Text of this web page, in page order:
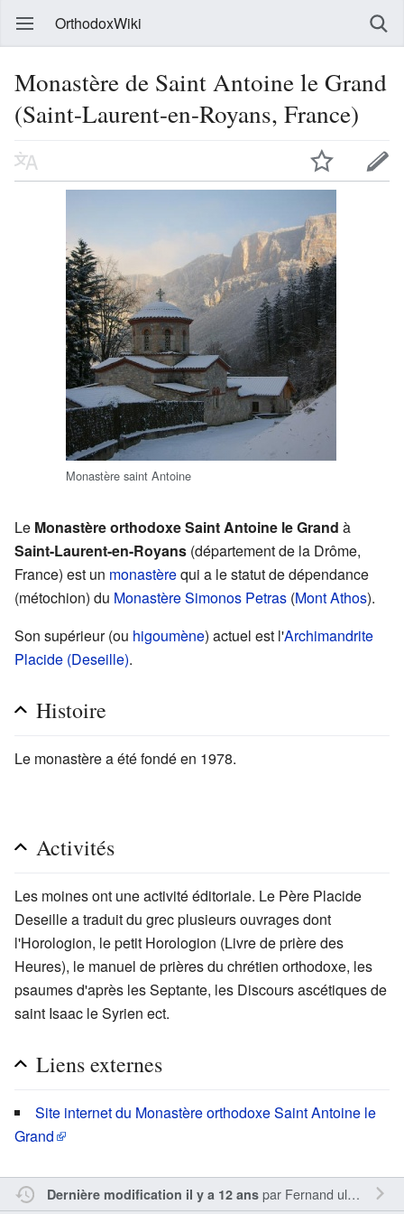
OrthodoxWiki
Monastère de Saint Antoine le Grand
(Saint-Laurent-en-Royans, France)
Monastère saint Antoine
Le Monastère orthodoxe Saint Antoine le Grand à
Saint-Laurent-en-Royans (département de la Drôme,
France) est un monastèrequi a le statut de dépendance
(métochion) du Monastère Simonos Petras (Mont Athos).
Son supérieur (ou higoumène) actuel est l'Archimandrite
Placide (Deseille).
Histoire
Le monastère a été fondé en 1978.
Activités
Les moines ont une activité éditoriale. Le Père Placide
Deseille a traduit du grec plusieurs ouvrages dont
l'Horologion, le petit Horologion (Livre de prière des
Heures), le manuel de prières du chrétien orthodoxe, les
psaumes d'après les Septante, les Discours ascétiques de
saint Isaac le Syrien ect.
Liens externes
Site internet du Monastère orthodoxe Saint Antoine le
Grand
Dernière modification il y a 12 anspar Fernand ulysse